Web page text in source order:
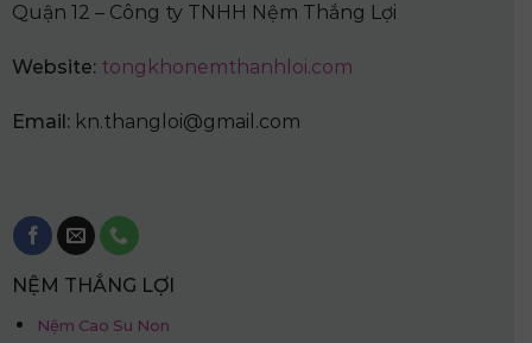
Quận 12 – Công ty TNHH Nệm Thắng Lợi
Website: tongkhonemthanhloi.com
Email:kn.thangloi@gmail.com
NỆM THẮNG LỢI
Nệm Cao Su Non